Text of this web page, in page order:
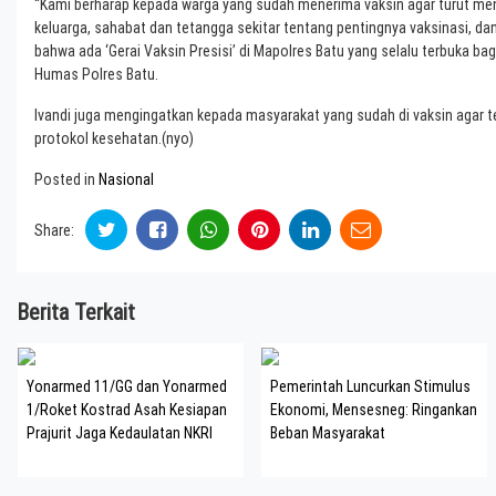
“Kami berharap kepada warga yang sudah menerima vaksin agar turut
keluarga, sahabat dan tetangga sekitar tentang pentingnya vaksinasi,
bahwa ada ‘Gerai Vaksin Presisi’ di Mapolres Batu yang selalu terbuka
Humas Polres Batu.
Ivandi juga mengingatkan kepada masyarakat yang sudah di vaksin agar
protokol kesehatan.(nyo)
Posted in Nasional
Share:
Berita Terkait
Yonarmed 11/GG dan Yonarmed
1/Roket Kostrad Asah Kesiapan
Prajurit Jaga Kedaulatan NKRI
Pemerintah Luncurkan Stimulus
Ekonomi, Mensesneg: Ringankan
Beban Masyarakat